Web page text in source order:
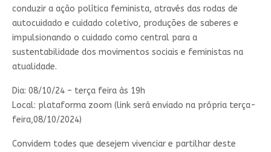
conduzir a ação política feminista, através das rodas de
autocuidado e cuidado coletivo, produções de saberes e
impulsionando o cuidado como central para a
sustentabilidade dos movimentos sociais e feministas na
atualidade.
Dia: 08/10/24 – terça feira às 19h
Local: plataforma zoom (link será enviado na própria terça-
feira,08/10/2024)
Convidem todes que desejem vivenciar e partilhar deste